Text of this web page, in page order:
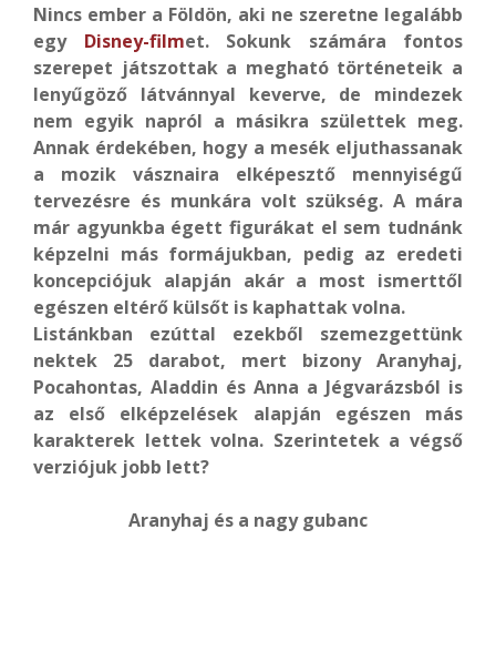
Nincs ember a Földön, aki ne szeretne legalább
egy Disney-filmet. Sokunk számára fontos
szerepet játszottak a megható történeteik a
lenyűgöző látvánnyal keverve, de mindezek
nem egyik napról a másikra születtek meg.
Annak érdekében, hogy a mesék eljuthassanak
a mozik vásznaira elképesztő mennyiségű
tervezésre és munkára volt szükség. A mára
már agyunkba égett figurákat el sem tudnánk
képzelni más formájukban, pedig az eredeti
koncepciójuk alapján akár a most ismerttől
egészen eltérő külsőt is kaphattak volna.
Listánkban ezúttal ezekből szemezgettünk
nektek 25 darabot, mert bizony Aranyhaj,
Pocahontas, Aladdin és Anna a Jégvarázsból is
az első elképzelések alapján egészen más
karakterek lettek volna. Szerintetek a végső
verziójuk jobb lett?
Aranyhaj és a nagy gubanc